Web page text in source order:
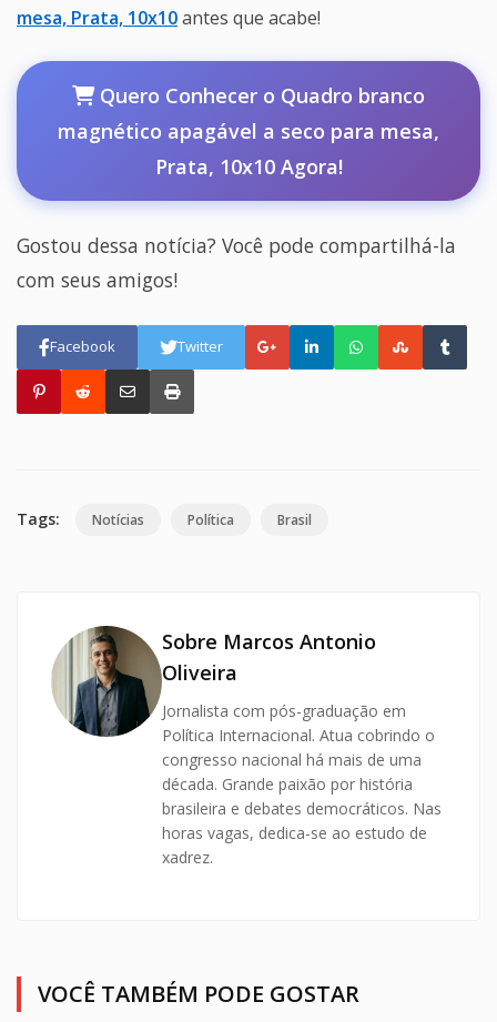
mesa, Prata, 10x10antes que acabe!
Quero Conhecer o Quadro branco
magnético apagável a seco para mesa,
Prata, 10x10 Agora!
Gostou dessa notícia? Você pode compartilhá-la
com seus amigos!
Facebook Twitter
Tags: Notícias Política Brasil
Sobre Marcos Antonio
Oliveira
Jornalista com pós-graduação em
Política Internacional. Atua cobrindo o
congresso nacional há mais de uma
década. Grande paixão por história
brasileira e debates democráticos. Nas
horas vagas, dedica-se ao estudo de
xadrez.
VOCÊ TAMBÉM PODE GOSTAR